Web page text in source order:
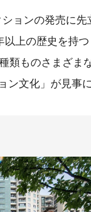
ョンの発売に先
上の歴史を持つ
類ものさまざま
ン文化」が見事